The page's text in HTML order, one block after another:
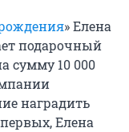
» Елена
подарочный
сумму 10 000
наградить
Елена